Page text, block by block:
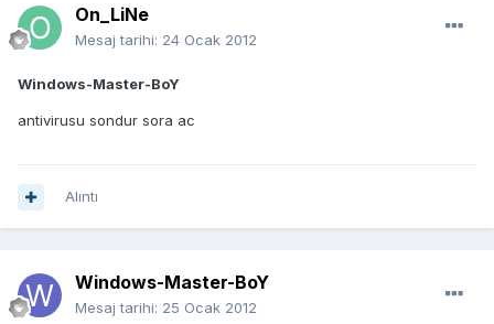
On_LiNe
Mesaj tarihi: 24 Ocak 2012
Windows-Master-BoY
antivirusu sondur sora ac
Alıntı
Windows-Master-BoY
Mesaj tarihi: 25 Ocak 2012